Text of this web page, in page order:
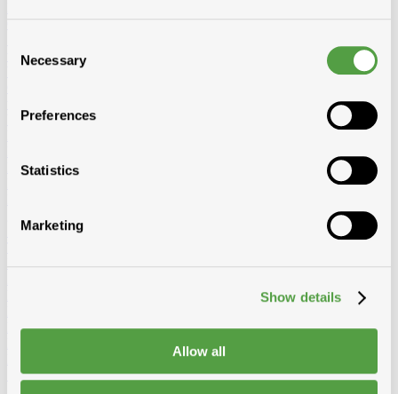
Selection
Necessary
Preferences
Statistics
Marketing
Show details
Allow all
Gas
tapesSolid John Hybrid Polymeer
Waterdichting
VentilatieEnkelwandig Multivent
Nicoll
Bouwfolievolle rollen
Renovatieprofielen
Schuimbanden en schuimgolven
Hoezen
Kabeldoorvoer
Panhakeninoxkoper
SchroevenSpaanplaat-spenglerschroefSnelbouwschroef